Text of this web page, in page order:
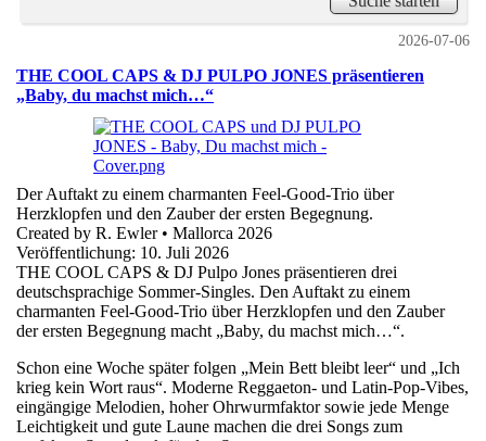
2026-07-06
THE COOL CAPS & DJ PULPO JONES präsentieren
„Baby, du machst mich…“
Der Auftakt zu einem charmanten Feel-Good-Trio über
Herzklopfen und den Zauber der ersten Begegnung.
Created by R. Ewler • Mallorca 2026
Veröffentlichung: 10. Juli 2026
THE COOL CAPS & DJ Pulpo Jones präsentieren drei
deutschsprachige Sommer-Singles. Den Auftakt zu einem
charmanten Feel-Good-Trio über Herzklopfen und den Zauber
der ersten Begegnung macht „Baby, du machst mich…“.
Schon eine Woche später folgen „Mein Bett bleibt leer“ und „Ich
krieg kein Wort raus“. Moderne Reggaeton- und Latin-Pop-Vibes,
eingängige Melodien, hoher Ohrwurmfaktor sowie jede Menge
Leichtigkeit und gute Laune machen die drei Songs zum